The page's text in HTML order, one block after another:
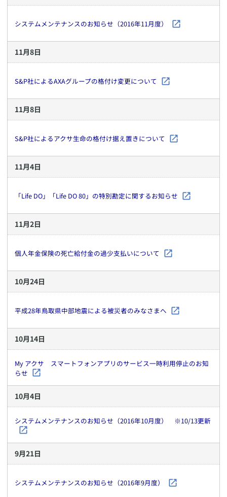
システムメンテナンスのお知らせ（2016年11月度）
11月8日
S&P社によるAXAグループの格付け変更について
11月8日
S&P社によるアクサ生命の格付け据え置きについて
11月4日
「Life DO」「Life DO 80」の特別勘定に関するお知らせ
11月2日
個人年金保険の死亡給付金の過少支払いについて
10月24日
平成28年鳥取県中部地震による被災者のみなさまへ
10月14日
My アクサ スマートフォンアプリのサービス一時利用停止のお知
らせ
10月4日
システムメンテナンスのお知らせ（2016年10月度） ※10/13更新
9月21日
システムメンテナンスのお知らせ（2016年9月度）